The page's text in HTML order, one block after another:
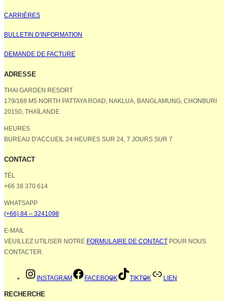
CARRIÈRES
BULLETIN D'INFORMATION
DEMANDE DE FACTURE
ADRESSE
THAI GARDEN RESORT
179/168 M5 NORTH PATTAYA ROAD, NAKLUA, BANGLAMUNG, CHONBURI
20150, THAÏLANDE
HEURES
BUREAU D'ACCUEIL 24 HEURES SUR 24, 7 JOURS SUR 7
CONTACT
TÉL
+66 38 370 614
WHATSAPP
(+66) 84 – 3241098
E-MAIL
VEUILLEZ UTILISER NOTRE FORMULAIRE DE CONTACT POUR NOUS
CONTACTER.
INSTAGRAM FACEBOOK TIKTOK LIEN
RECHERCHE